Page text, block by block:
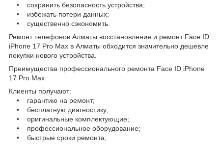
• сохранить безопасность устройства;
• избежать потери данных;
• существенно сэкономить.
Ремонт телефонов Алматы восстановление и ремонт Face ID
iPhone 17 Pro Max в Алматы обходится значительно дешевле
покупки нового устройства.
Преимущества профессионального ремонта Face ID iPhone
17 Pro Max
Клиенты получают:
• гарантию на ремонт;
• бесплатную диагностику;
• оригинальные комплектующие;
• профессиональное оборудование;
• быстрые сроки ремонта;